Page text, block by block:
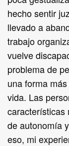
hecho sentir
llevado a
trabajo
vuelve
problema de
una forma
vida. Las
características
de autonomía
eso, mi